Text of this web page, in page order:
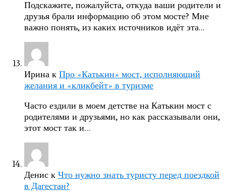
Подскажите, пожалуйста, откуда ваши родители и
друзья брали информацию об этом мосте? Мне
важно понять, из каких источников идёт эта…
Ирина к Про «Катькин» мост, исполняющий
желания и «кликбейт» в туризме
Часто ездили в моем детстве на Катькин мост с
родителями и друзьями, но как рассказывали они,
этот мост так и…
Денис к Что нужно знать туристу перед поездкой
в Дагестан?